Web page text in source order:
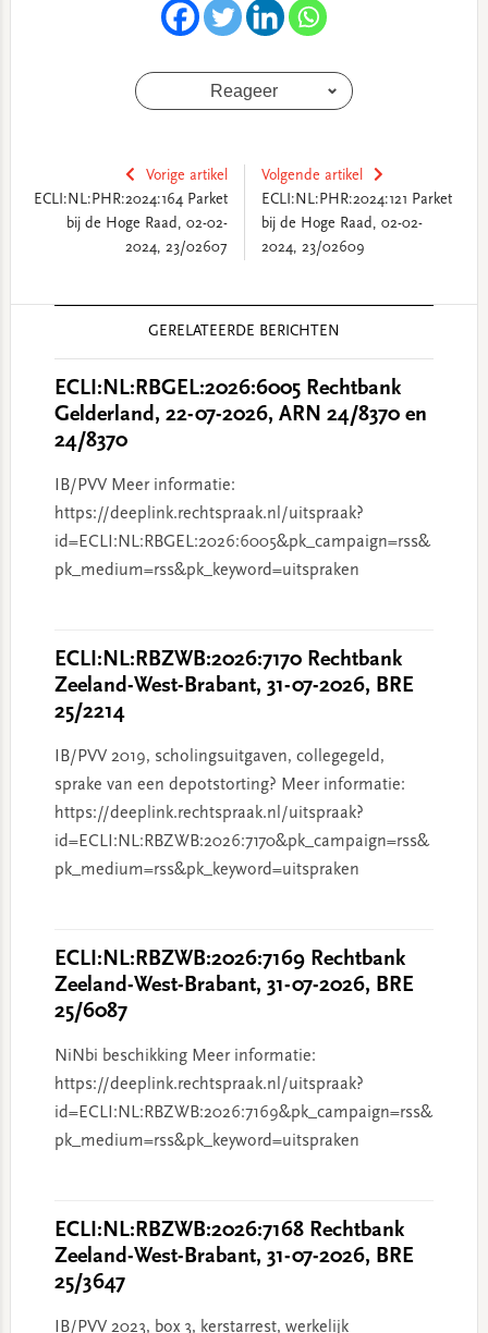
Reageer
Vorige artikel
ECLI:NL:PHR:2024:164 Parket
bij de Hoge Raad, 02-02-
2024, 23/02607
Volgende artikel
ECLI:NL:PHR:2024:121 Parket
bij de Hoge Raad, 02-02-
2024, 23/02609
GERELATEERDE BERICHTEN
ECLI:NL:RBGEL:2026:6005 Rechtbank
Gelderland, 22-07-2026, ARN 24/8370 en
24/8370
IB/PVV Meer informatie:
https://deeplink.rechtspraak.nl/uitspraak?
id=ECLI:NL:RBGEL:2026:6005&pk_campaign=rss&
pk_medium=rss&pk_keyword=uitspraken
ECLI:NL:RBZWB:2026:7170 Rechtbank
Zeeland-West-Brabant, 31-07-2026, BRE
25/2214
IB/PVV 2019, scholingsuitgaven, collegegeld,
sprake van een depotstorting? Meer informatie:
https://deeplink.rechtspraak.nl/uitspraak?
id=ECLI:NL:RBZWB:2026:7170&pk_campaign=rss&
pk_medium=rss&pk_keyword=uitspraken
ECLI:NL:RBZWB:2026:7169 Rechtbank
Zeeland-West-Brabant, 31-07-2026, BRE
25/6087
NiNbi beschikking Meer informatie:
https://deeplink.rechtspraak.nl/uitspraak?
id=ECLI:NL:RBZWB:2026:7169&pk_campaign=rss&
pk_medium=rss&pk_keyword=uitspraken
ECLI:NL:RBZWB:2026:7168 Rechtbank
Zeeland-West-Brabant, 31-07-2026, BRE
25/3647
IB/PVV 2023, box 3, kerstarrest, werkelijk